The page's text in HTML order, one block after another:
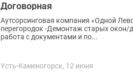
Договорная
Аутсорсинговая компания «Одной Левой» Предлагаем услуги демонтажа: -
перегородок -Демонтаж старых окон/дверей -Вскрытие бетона/асфальта Мы ТОГО, возможна
работа с документами и по...
Усть-Каменогорск, 12 июня